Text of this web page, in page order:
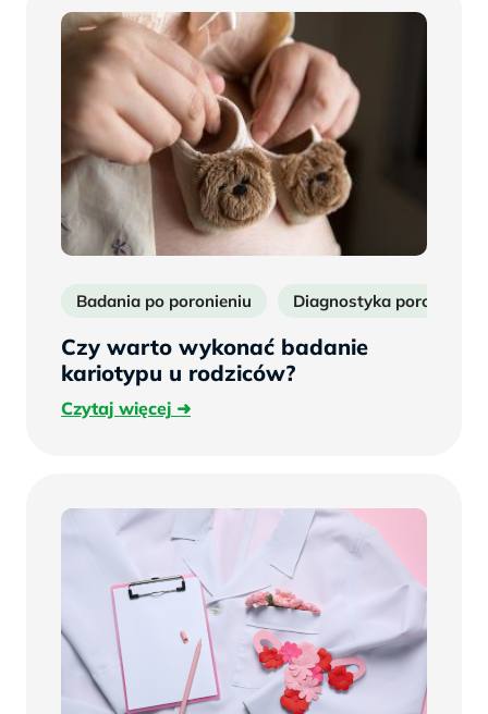
Badania po poronieniu Diagnostyka poronień
Czy warto wykonać badanie
kariotypu u rodziców?
Czytaj więcejCzytaj